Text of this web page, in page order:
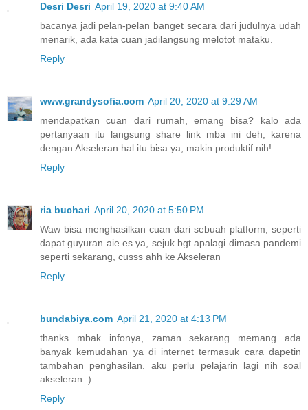
Desri Desri April 19, 2020 at 9:40 AM
bacanya jadi pelan-pelan banget secara dari judulnya udah
menarik, ada kata cuan jadilangsung melotot mataku.
Reply
www.grandysofia.com April 20, 2020 at 9:29 AM
mendapatkan cuan dari rumah, emang bisa? kalo ada
pertanyaan itu langsung share link mba ini deh, karena
dengan Akseleran hal itu bisa ya, makin produktif nih!
Reply
ria buchari April 20, 2020 at 5:50 PM
Waw bisa menghasilkan cuan dari sebuah platform, seperti
dapat guyuran aie es ya, sejuk bgt apalagi dimasa pandemi
seperti sekarang, cusss ahh ke Akseleran
Reply
bundabiya.com April 21, 2020 at 4:13 PM
thanks mbak infonya, zaman sekarang memang ada
banyak kemudahan ya di internet termasuk cara dapetin
tambahan penghasilan. aku perlu pelajarin lagi nih soal
akseleran :)
Reply